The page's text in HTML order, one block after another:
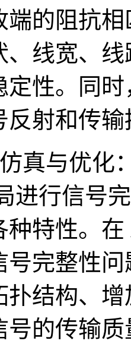
端的阻抗
、线宽、
定性。同
反射和传输
真与优化
进行信号
种特性。
号完整性
扑结构、
号的传输质